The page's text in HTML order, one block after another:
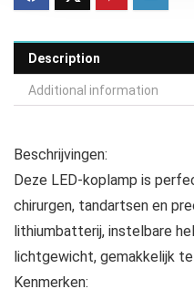
Description
Additional information
Beschrijvingen:
Deze LED-koplamp is
chirurgen, tandartsen en
lithiumbatterij, instelbare
lichtgewicht, gemakkelijk te
Kenmerken: